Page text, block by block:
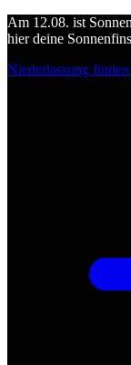
Am 12.08. ist
hier deine
Niederlassung finden